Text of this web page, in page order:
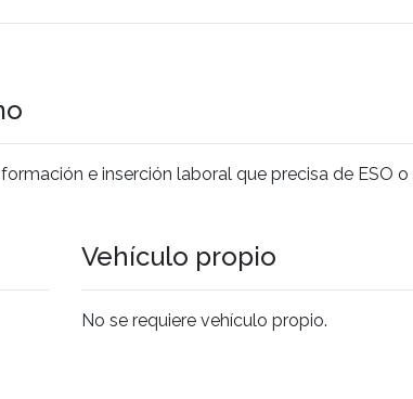
e inserción laboral que precisa de ESO
Vehículo propio
No se requiere vehículo propio.